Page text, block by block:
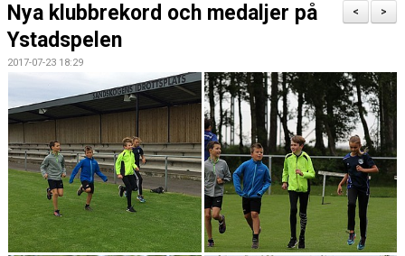
VÅRA LÖPARE
POWER 60
KONTAKT
LÄNKAR
INTERNA TÄVLINGAR
GIFT GENARPS IF TRAIL 2026
>
<
Nya klubbrekord och medaljer på
Ystadspelen
2017-07-23 18:29